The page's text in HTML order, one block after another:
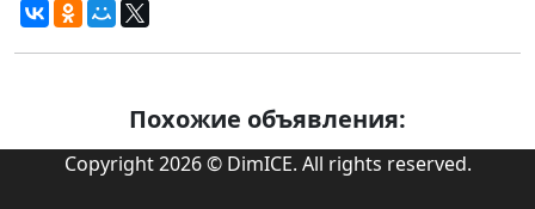
Похожие объявления:
Copyright 2026 © DimICE. All rights reserved.